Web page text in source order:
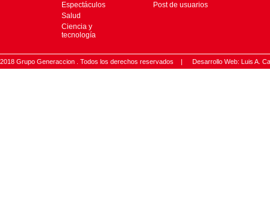
Espectáculos
Salud
Ciencia y
tecnología
Post de usuarios
2018 Grupo Generaccion . Todos los derechos reservados | Desarrollo Web: Luis